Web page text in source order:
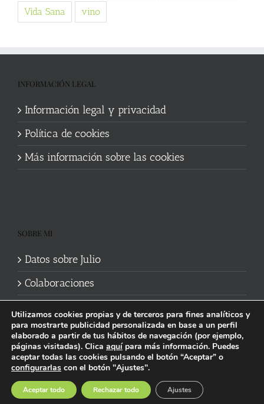
Vida Sana vino
INFORMACIÓN LEGAL
Información legal y privacidad
Política de cookies
Más información sobre las cookies
SOBRE MI
Datos sobre Julio
Colaboraciones
Política de cookies | Información legal y privacidad
| Web mantenida
porStudi7
Facebook YouTubeInstagramSpotify
Bluesky
social
Threads
Utilizamos cookies propias y de terceros para fines analíticos y
para mostrarte publicidad personalizada en base a un perfil
elaborado a partir de tus hábitos de navegación (por ejemplo,
páginas visitadas). Clica aquípara más información. Puedes
aceptar todas las cookies pulsando el botón “Aceptar” o
configurarlas con el botón "Ajustes".
Aceptar todo Rechazar todo Ajustes